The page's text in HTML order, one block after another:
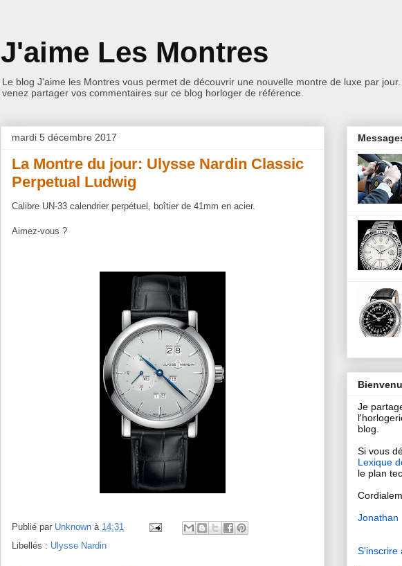
J'aime Les Montres
Le blog J'aime les Montres vous permet de découvrir une nouvelle montre de luxe par
venez partager vos commentaires sur ce blog horloger de référence.
mardi 5 décembre 2017
La Montre du jour: Ulysse Nardin Classic
Perpetual Ludwig
Calibre UN-33 calendrier perpétuel, boîtier de 41mm en acier.
Aimez-vous ?
Publié par Unknown à 14:31
Libellés : Ulysse Nardin
Je
blog.
Si vous
Lexique
le plan
Jonathan
S'inscrire